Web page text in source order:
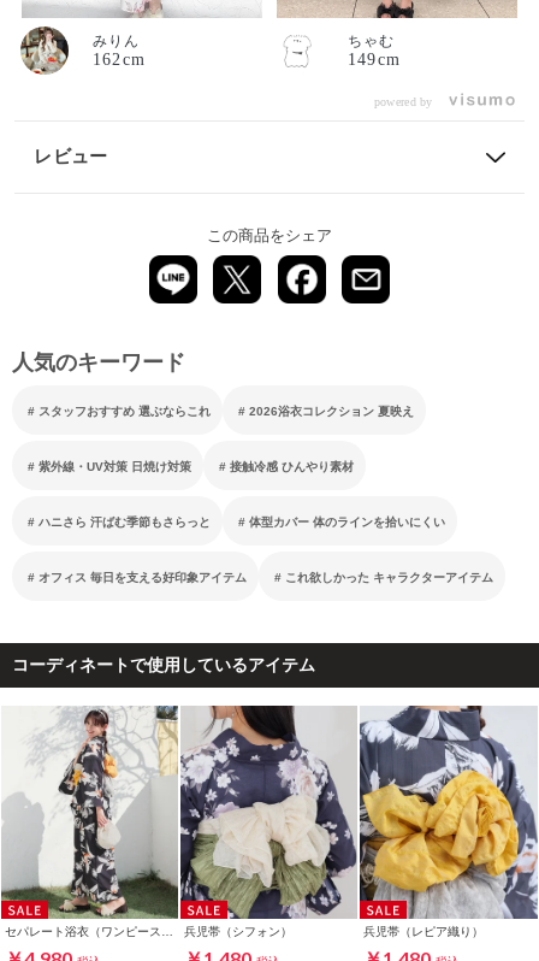
みりん
162cm
ちゃむ
149cm
powered by
レビュー
この商品をシェア
人気のキーワード
スタッフおすすめ 選ぶならこれ 2026浴衣コレクション 夏映え
紫外線・UV対策 日焼け対策 接触冷感 ひんやり素材
ハニさら 汗ばむ季節もさらっと 体型カバー 体のラインを拾いにくい
オフィス 毎日を支える好印象アイテム これ欲しかった キャラクターアイテム
コーディネートで使用しているアイテム
兵児帯（シフォン） 兵児帯（レピア織り）